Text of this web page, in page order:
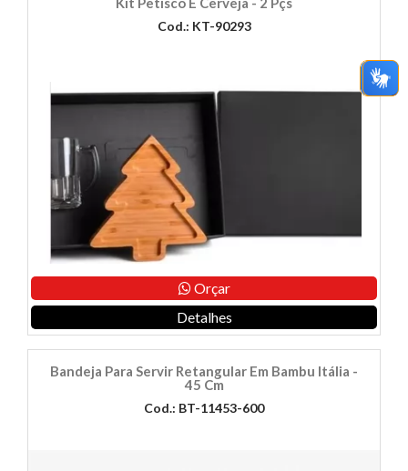
Cod.: KT-90293
Orçar
Detalhes
Bandeja Para Servir Retangular Em Bambu Itália -
45 Cm
Cod.: BT-11453-600